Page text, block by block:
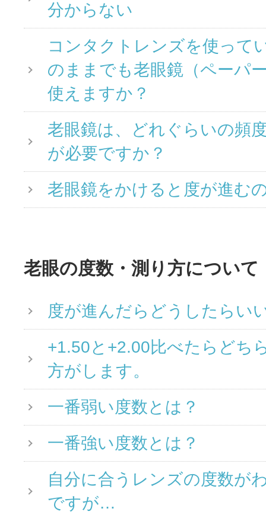
分からない
コンタクトレンズを使って
のままでも老眼鏡（ペーパ
使えますか？
老眼鏡は、どれぐらいの頻
が必要ですか？
老眼鏡をかけると度が進む
老眼の度数・測り方について
度が進んだらどうしたらい
+1.50と+2.00比べたらどち
方がします。
一番弱い度数とは？
一番強い度数とは？
自分に合うレンズの度数が
ですが…